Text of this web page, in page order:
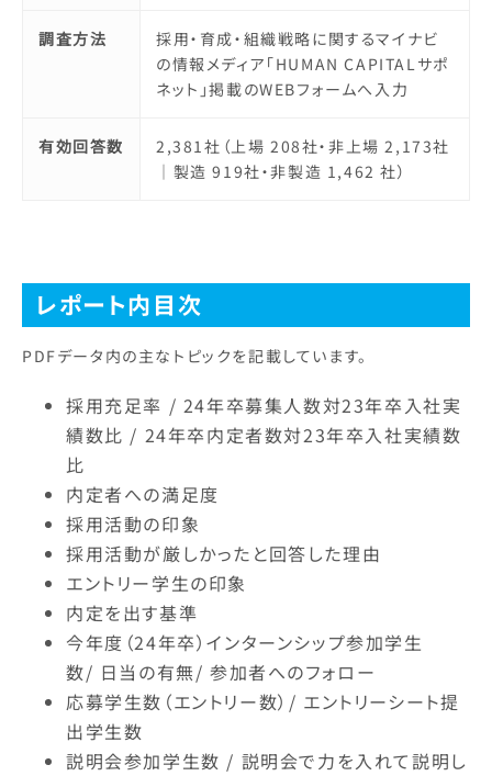
調査方法
採用・育成・組織戦略に関するマイナビ
の情報メディア「HUMAN CAPITALサポ
ネット」掲載のWEBフォームへ入力
有効回答数
2,381社（上場 208社・非上場 2,173社
｜製造 919社・非製造 1,462 社）
レポート内目次
PDFデータ内の主なトピックを記載しています。
採用充足率 / 24年卒募集人数対23年卒入社実
績数比 / 24年卒内定者数対23年卒入社実績数
比
内定者への満足度
採用活動の印象
採用活動が厳しかったと回答した理由
エントリー学生の印象
内定を出す基準
今年度（24年卒）インターンシップ参加学生
数/ 日当の有無/ 参加者へのフォロー
応募学生数（エントリー数）/ エントリーシート提
出学生数
説明会参加学生数 / 説明会で力を入れて説明し